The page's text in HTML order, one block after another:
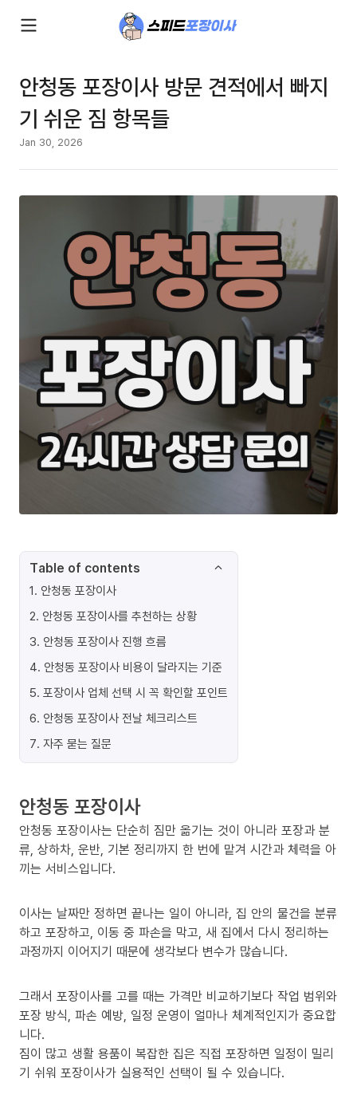
안청동 포장이사 방문 견적에서 빠지
기 쉬운 짐 항목들
Jan 30, 2026
Table of contents
1. 안청동 포장이사
2. 안청동 포장이사를 추천하는 상황
3. 안청동 포장이사 진행 흐름
4. 안청동 포장이사 비용이 달라지는 기준
5. 포장이사 업체 선택 시 꼭 확인할 포인트
6. 안청동 포장이사 전날 체크리스트
7. 자주 묻는 질문
안청동 포장이사
안청동 포장이사는 단순히 짐만 옮기는 것이 아니라 포장과 분
류, 상하차, 운반, 기본 정리까지 한 번에 맡겨 시간과 체력을 아
끼는 서비스입니다.
이사는 날짜만 정하면 끝나는 일이 아니라, 집 안의 물건을 분류
하고 포장하고, 이동 중 파손을 막고, 새 집에서 다시 정리하는
과정까지 이어지기 때문에 생각보다 변수가 많습니다.
그래서 포장이사를 고를 때는 가격만 비교하기보다 작업 범위와
포장 방식, 파손 예방, 일정 운영이 얼마나 체계적인지가 중요합
니다.
짐이 많고 생활 용품이 복잡한 집은 직접 포장하면 일정이 밀리
기 쉬워 포장이사가 실용적인 선택이 될 수 있습니다.